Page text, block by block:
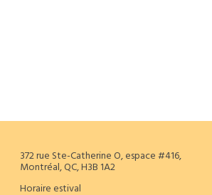
372 rue Ste-Catherine O, espace #416,
Montréal, QC, H3B 1A2
Horaire estival